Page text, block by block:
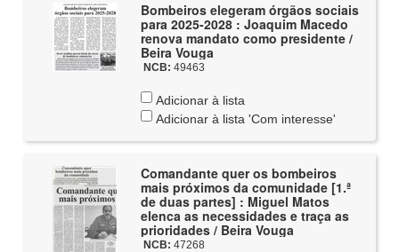
Bombeiros elegeram órgãos sociais
para 2025-2028 : Joaquim Macedo
renova mandato como presidente /
Beira Vouga
NCB: 49463
Adicionar à lista
Adicionar à lista 'Com interesse'
Comandante quer os bombeiros
mais próximos da comunidade [1.ª
de duas partes] : Miguel Matos
elenca as necessidades e traça as
prioridades / Beira Vouga
NCB: 47268